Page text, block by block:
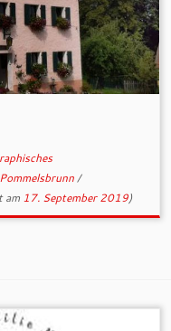
/
am 17. September 2019)